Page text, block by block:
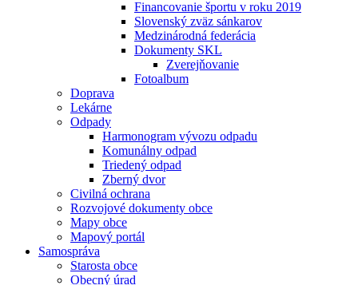
Financovanie športu v roku 2019
Slovenský zväz sánkarov
Medzinárodná federácia
Dokumenty SKL
Zverejňovanie
Fotoalbum
Doprava
Lekárne
Odpady
Harmonogram vývozu odpadu
Komunálny odpad
Triedený odpad
Zberný dvor
Civilná ochrana
Rozvojové dokumenty obce
Mapy obce
Mapový portál
Samospráva
Starosta obce
Obecný úrad